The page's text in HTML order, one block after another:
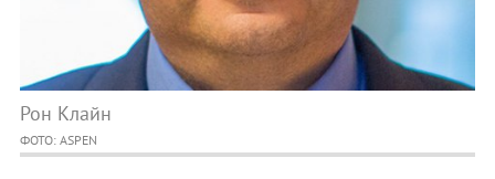
Рон Клайн
ФОТО: ASPEN